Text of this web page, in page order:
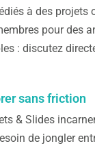
à des projets
pour des
: discutez
sans friction
& Slides
de jongler